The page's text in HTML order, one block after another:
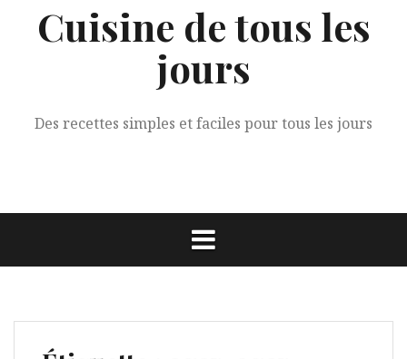
Cuisine de tous les
jours
Des recettes simples et faciles pour tous les jours